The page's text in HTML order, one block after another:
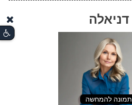
דניאלה
תמונה להמחשה